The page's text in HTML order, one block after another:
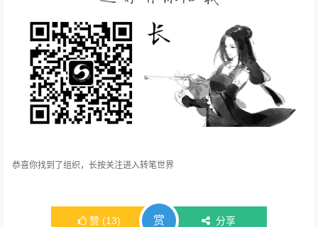
恭喜你找到了组织，长按关注进入转笔世界
赞 (13) 赏 分享